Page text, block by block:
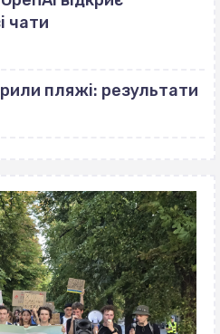
чати
пляжі: результати